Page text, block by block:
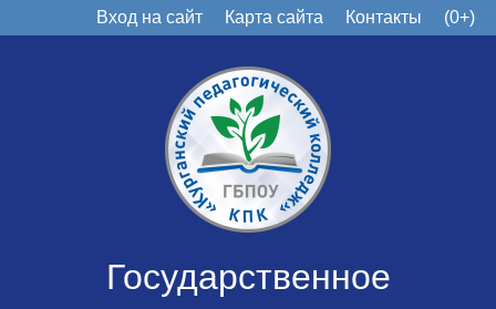
Вход на сайт Карта сайта Контакты (0+)
Государственное